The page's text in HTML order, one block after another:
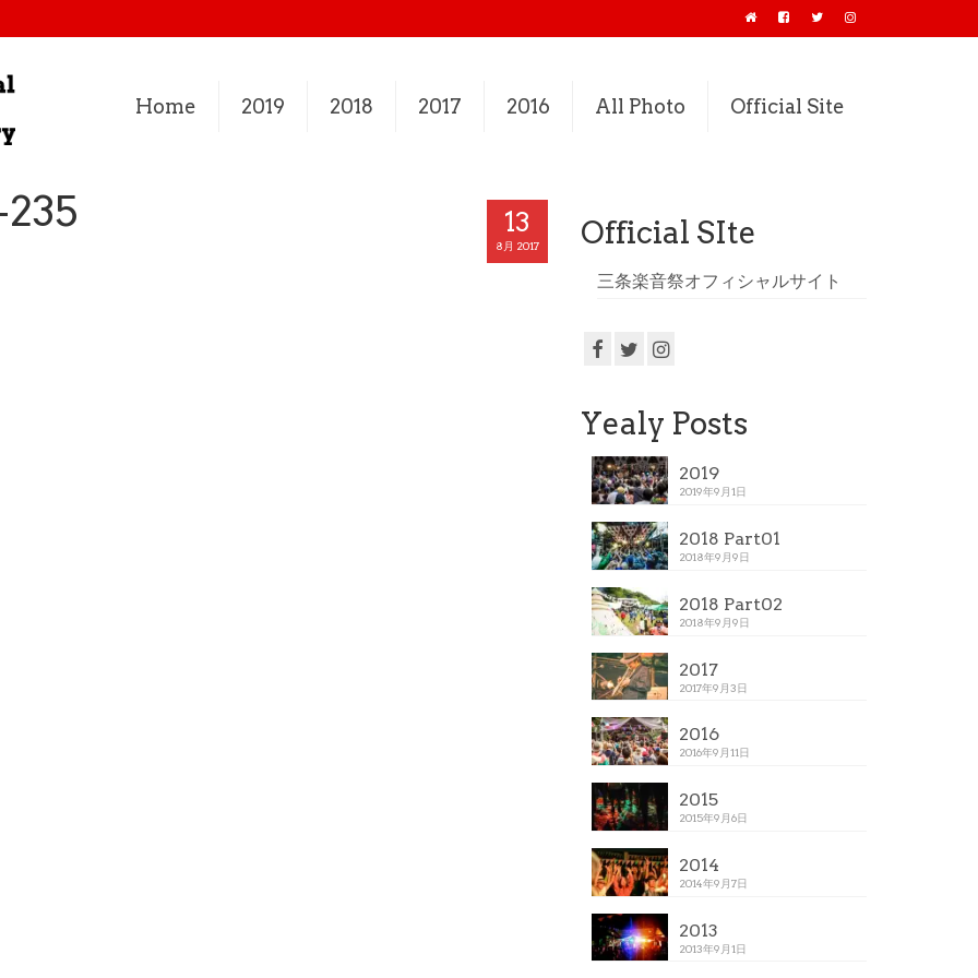
Home 2019 2018 2017 2016 All Photo Official Site
13
8月 2017 Official SIte
三条楽音祭オフィシャルサイト
Yealy Posts
2019
2019年9月1日
2018 Part01
2018年9月9日
2018 Part02
2018年9月9日
2017
2017年9月3日
2016
2016年9月11日
2015
2015年9月6日
2014
2014年9月7日
2013
2013年9月1日